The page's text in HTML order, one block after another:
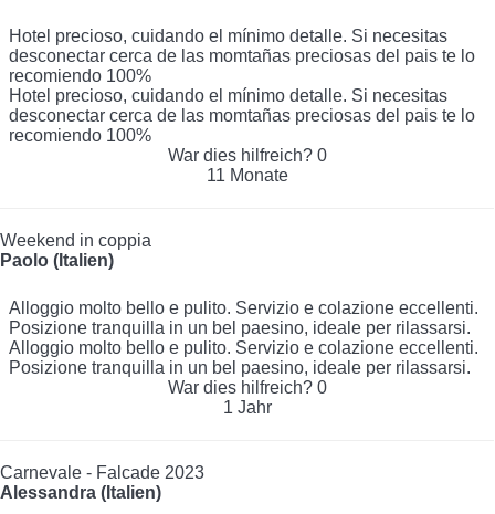
Hotel precioso, cuidando el mínimo detalle. Si necesitas
desconectar cerca de las momtañas preciosas del pais te lo
recomiendo 100%
Hotel precioso, cuidando el mínimo detalle. Si necesitas
desconectar cerca de las momtañas preciosas del pais te lo
recomiendo 100%
War dies hilfreich? 0
11 Monate
Weekend in coppia
Paolo (Italien)
Alloggio molto bello e pulito. Servizio e colazione eccellenti.
Posizione tranquilla in un bel paesino, ideale per rilassarsi.
Alloggio molto bello e pulito. Servizio e colazione eccellenti.
Posizione tranquilla in un bel paesino, ideale per rilassarsi.
War dies hilfreich? 0
1 Jahr
Carnevale - Falcade 2023
Alessandra (Italien)